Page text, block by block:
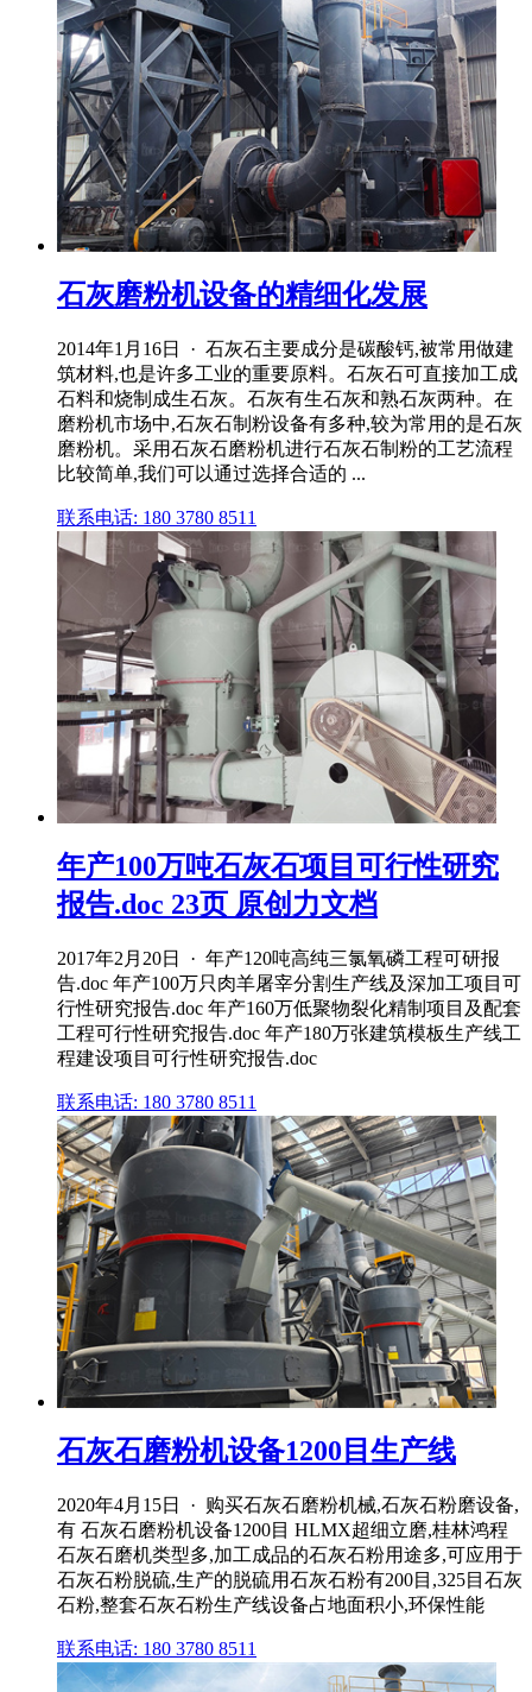
石灰磨粉机设备的精细化发展
2014年1月16日 · 石灰石主要成分是碳酸钙,被常用做建
筑材料,也是许多工业的重要原料。石灰石可直接加工成
石料和烧制成生石灰。石灰有生石灰和熟石灰两种。在
磨粉机市场中,石灰石制粉设备有多种,较为常用的是石灰
磨粉机。采用石灰石磨粉机进行石灰石制粉的工艺流程
比较简单,我们可以通过选择合适的 ...
联系电话: 180 3780 8511
年产100万吨石灰石项目可行性研究
报告.doc 23页 原创力文档
2017年2月20日 · 年产120吨高纯三氯氧磷工程可研报
告.doc 年产100万只肉羊屠宰分割生产线及深加工项目可
行性研究报告.doc 年产160万低聚物裂化精制项目及配套
工程可行性研究报告.doc 年产180万张建筑模板生产线工
程建设项目可行性研究报告.doc
联系电话: 180 3780 8511
石灰石磨粉机设备1200目生产线
2020年4月15日 · 购买石灰石磨粉机械,石灰石粉磨设备,
有 石灰石磨粉机设备1200目 HLMX超细立磨,桂林鸿程
石灰石磨机类型多,加工成品的石灰石粉用途多,可应用于
石灰石粉脱硫,生产的脱硫用石灰石粉有200目,325目石灰
石粉,整套石灰石粉生产线设备占地面积小,环保性能
联系电话: 180 3780 8511